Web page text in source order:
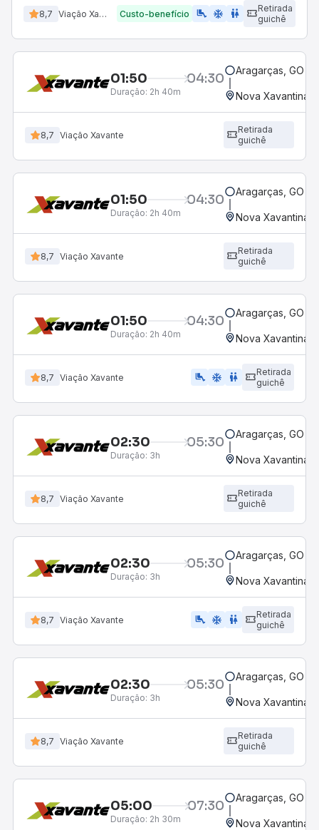
8,7 Viação Xavante Custo-benefício airline_seat_legroom_extra ac_unit wc
Retirada
guichê
01:50 04:30
Duração: 2h 40m
Aragarças, GO
Nova Xavantina,
8,7 Viação Xavante
Retirada
guichê
01:50 04:30
Duração: 2h 40m
Aragarças, GO
Nova Xavantina,
8,7 Viação Xavante
Retirada
guichê
01:50 04:30
Duração: 2h 40m
Aragarças, GO
Nova Xavantina,
8,7 Viação Xavante airline_seat_legroom_extra ac_unit wc
Retirada
guichê
02:30 05:30
Duração: 3h
Aragarças, GO
Nova Xavantina,
8,7 Viação Xavante
Retirada
guichê
02:30 05:30
Duração: 3h
Aragarças, GO
Nova Xavantina,
8,7 Viação Xavante airline_seat_legroom_extra ac_unit wc
Retirada
guichê
02:30 05:30
Duração: 3h
Aragarças, GO
Nova Xavantina,
8,7 Viação Xavante
Retirada
guichê
05:00 07:30
Duração: 2h 30m
Aragarças, GO
Nova Xavantina,